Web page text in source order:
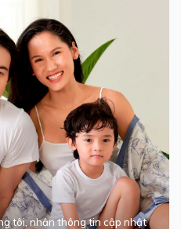
tôi, nhận thông tin cập nhật